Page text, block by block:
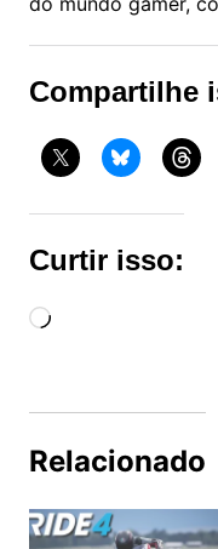
Compartilhe
Curtir isso:
Carregando...
Relacionado